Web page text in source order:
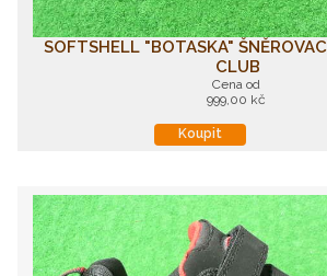
SOFTSHELL "BOTASKA"
CLUB
Cena od
999,00 kč
Koupit